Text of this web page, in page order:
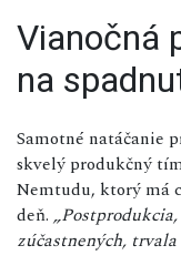
Vianočná
na
Samotné natáčanie
skvelý produkčný
Nemtudu, ktorý má
deň. „
zúčastnených,